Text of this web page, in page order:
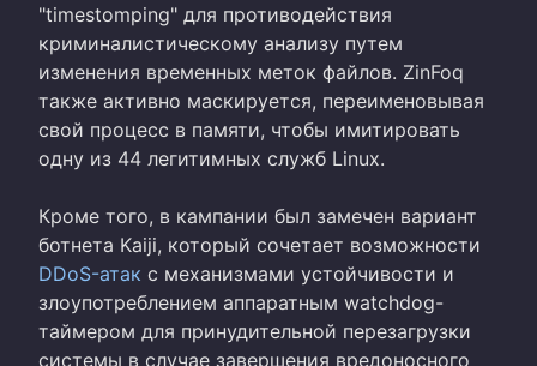
"timestomping" для противодействия
криминалистическому анализу путем
изменения временных меток файлов. ZinFoq
также активно маскируется, переименовывая
свой процесс в памяти, чтобы имитировать
одну из 44 легитимных служб Linux.
Кроме того, в кампании был замечен вариант
ботнета Kaiji, который сочетает возможности
DDoS-атак с механизмами устойчивости и
злоупотреблением аппаратным watchdog-
таймером для принудительной перезагрузки
системы в случае завершения вредоносного